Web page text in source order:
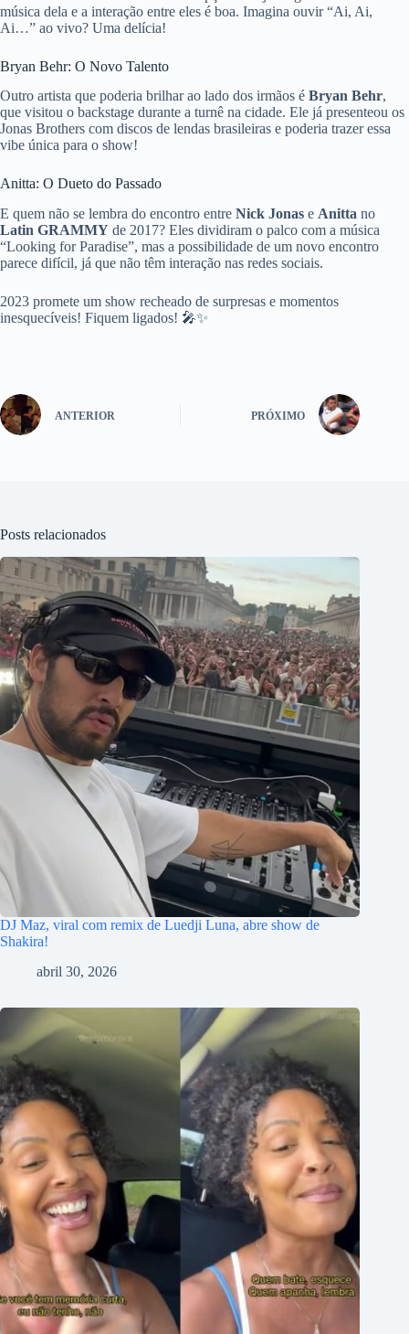
música dela e a interação entre eles é boa. Imagina ouvir “Ai, Ai,
Ai…” ao vivo? Uma delícia!
Bryan Behr: O Novo Talento
Outro artista que poderia brilhar ao lado dos irmãos é Bryan Behr,
que visitou o backstage durante a turnê na cidade. Ele já presenteou os
Jonas Brothers com discos de lendas brasileiras e poderia trazer essa
vibe única para o show!
Anitta: O Dueto do Passado
E quem não se lembra do encontro entre Nick Jonas e Anitta no
Latin GRAMMY de 2017? Eles dividiram o palco com a música
“Looking for Paradise”, mas a possibilidade de um novo encontro
parece difícil, já que não têm interação nas redes sociais.
2023 promete um show recheado de surpresas e momentos
inesquecíveis! Fiquem ligados! 🎤✨
ANTERIOR PRÓXIMO
Posts relacionados
DJ Maz, viral com remix de Luedji Luna, abre show de
Shakira!
abril 30, 2026